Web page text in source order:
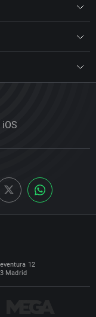
iOS
12
Madrid